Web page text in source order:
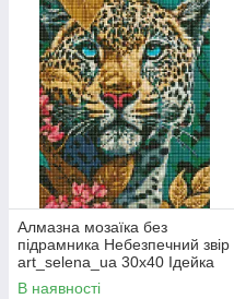
Алмазна мозаїка без
підрамника Небезпечний звір
art_selena_ua 30х40 Ідейка
(AMC7798)
В наявності